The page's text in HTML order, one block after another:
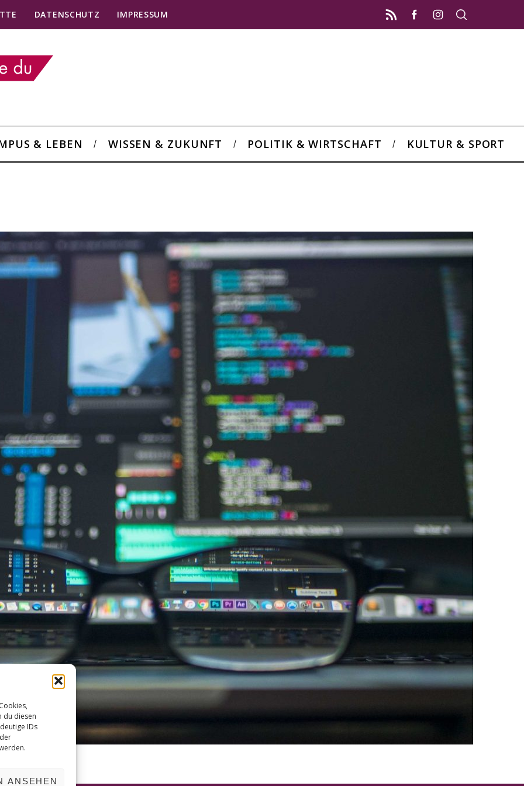
du diesen
IDs
ANSEHEN
DATENSCHUTZ IMPRESSUM
& LEBEN WISSEN & ZUKUNFT POLITIK & WIRTSCHAFT KULTUR & SPORT